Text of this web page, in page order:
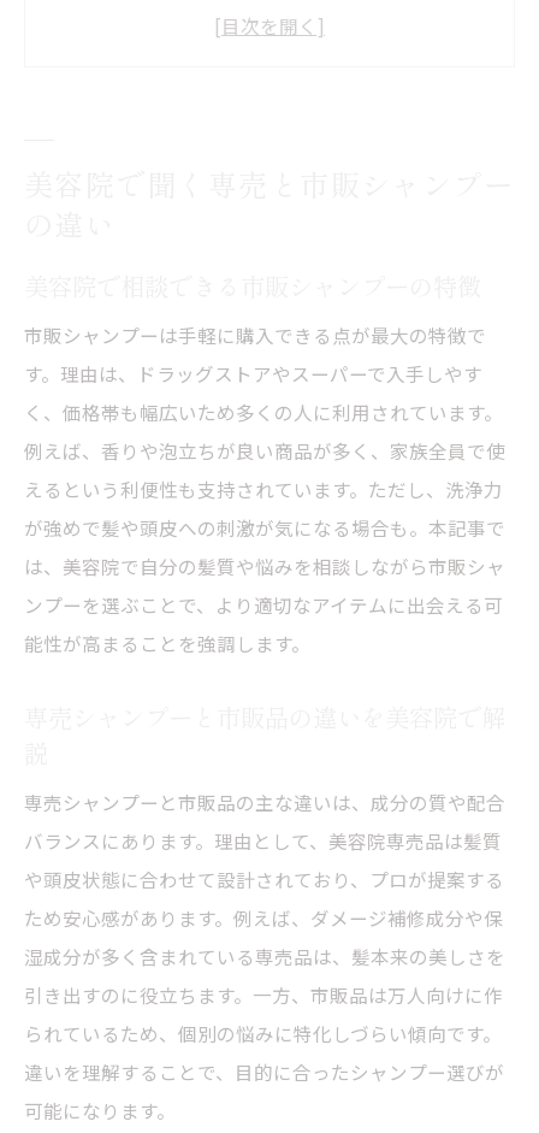
市販シャンプーと専売品の髪質適性を解説
美容院推奨の髪質別シャンプー選定ポイン
ト
市販・専売シャンプーで髪質改善するコツ
美容院スタッフが教える失敗しない選び方
美容院愛用者が実践する髪質別シャンプー
術
サロン並み市販シャンプーの実力を検証
美容院がすすめる市販シャンプーの特徴
市販シャンプーで叶うサロン級ヘアケア術
美容院監修サロン並み市販品の選び方ポイ
ント
サロン専売シャンプーの本当のメリット
美容院専売シャンプーが選ばれる理由を解
市販シャンプーは手軽に購入できる点が最大の特徴で
す。理由は、ドラッグストアやスーパーで入手しやす
く、価格帯も幅広いため多くの人に利用されています。
例えば、香りや泡立ちが良い商品が多く、家族全員で使
えるという利便性も支持されています。ただし、洗浄力
が強めで髪や頭皮への刺激が気になる場合も。本記事で
は、美容院で自分の髪質や悩みを相談しながら市販シャ
ンプーを選ぶことで、より適切なアイテムに出会える可
能性が高まることを強調します。
専売シャンプーと市販品の主な違いは、成分の質や配合
バランスにあります。理由として、美容院専売品は髪質
や頭皮状態に合わせて設計されており、プロが提案する
ため安心感があります。例えば、ダメージ補修成分や保
湿成分が多く含まれている専売品は、髪本来の美しさを
引き出すのに役立ちます。一方、市販品は万人向けに作
られているため、個別の悩みに特化しづらい傾向です。
違いを理解することで、目的に合ったシャンプー選びが
可能になります。